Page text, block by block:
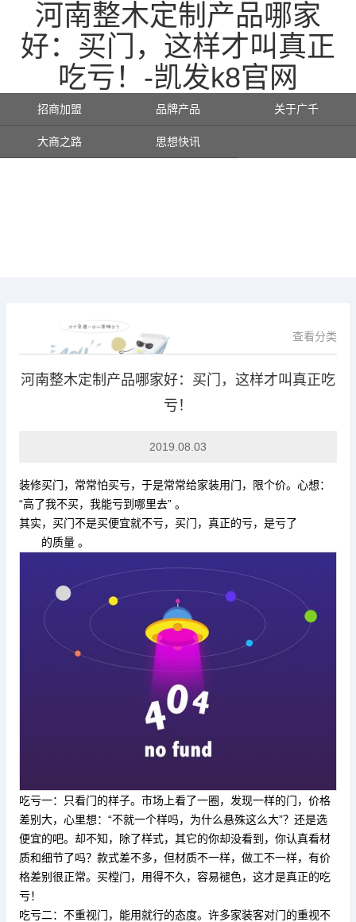
河南整木定制产品哪家
好：买门，这样才叫真正
吃亏！-凯发k8官网
招商加盟 品牌产品 关于广千
大商之路 思想快讯
查看分类
河南整木定制产品哪家好：买门，这样才叫真正吃
亏！
2019.08.03
装修买门，常常怕买亏，于是常常给家装用门，限个价。心想：
“高了我不买，我能亏到哪里去” 。
其实，买门不是买便宜就不亏，买门，真正的亏，是亏了
的质量 。
吃亏一：只看门的样子。市场上看了一圈，发现一样的门，价格
差别大，心里想：“不就一个样吗，为什么悬殊这么大”？还是选
便宜的吧。却不知，除了样式，其它的你却没看到，你认真看材
质和细节了吗？款式差不多，但材质不一样，做工不一样，有价
格差别很正常。买樘门，用得不久，容易褪色，这才是真正的吃
亏！
吃亏二：不重视门，能用就行的态度。许多家装客对门的重视不